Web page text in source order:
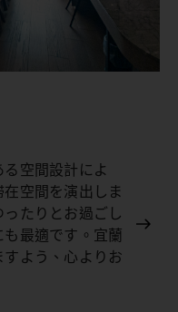
空間設計によ
空間を演出しま
たりとお過ごし
最適です。宜蘭
よう、心よりお